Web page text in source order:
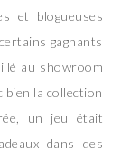
et blogueuses
gagnants
au showroom
bien la collection
un jeu était
dans des